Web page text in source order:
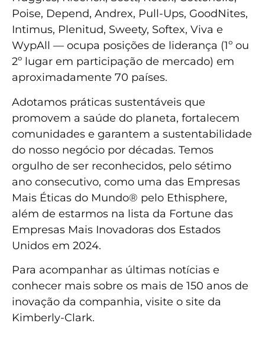
Poise, Depend, Andrex, Pull-Ups, GoodNites,
Intimus, Plenitud, Sweety, Softex, Viva e
WypAll — ocupa posições de liderança (1º ou
2º lugar em participação de mercado) em
aproximadamente 70 países.
Adotamos práticas sustentáveis que
promovem a saúde do planeta, fortalecem
comunidades e garantem a sustentabilidade
do nosso negócio por décadas. Temos
orgulho de ser reconhecidos, pelo sétimo
ano consecutivo, como uma das Empresas
Mais Éticas do Mundo® pelo Ethisphere,
além de estarmos na lista da Fortune das
Empresas Mais Inovadoras dos Estados
Unidos em 2024.
Para acompanhar as últimas notícias e
conhecer mais sobre os mais de 150 anos de
inovação da companhia, visite o site da
Kimberly-Clark.